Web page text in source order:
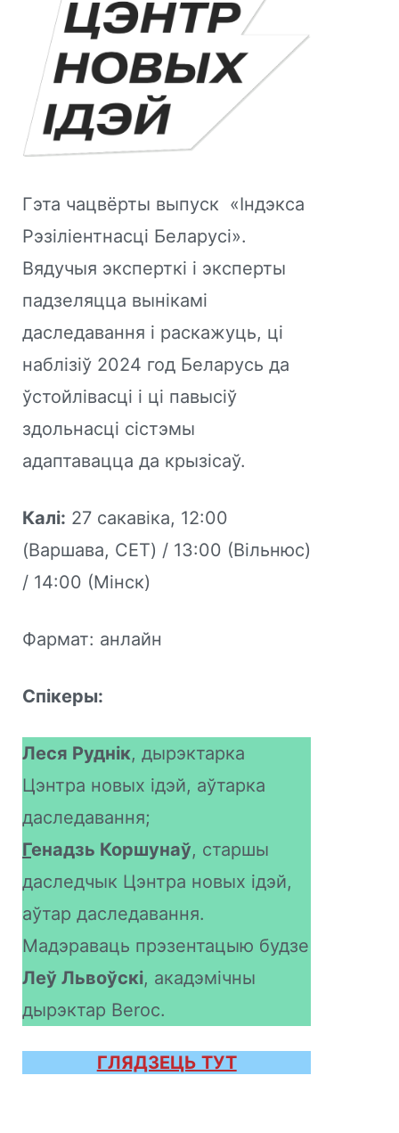
Гэта чацвёрты выпуск «Індэкса
Рэзіліентнасці Беларусі».
Вядучыя эксперткі і эксперты
падзеляцца вынікамі
даследавання і раскажуць, ці
наблізіў 2024 год Беларусь да
ўстойлівасці і ці павысіў
здольнасці сістэмы
адаптавацца да крызісаў.
Калі: 27 сакавіка, 12:00
(Варшава, CET) / 13:00 (Вільнюс)
/ 14:00 (Мінск)
Фармат: анлайн
Спікеры:
Леся Руднік, дырэктарка
Цэнтра новых ідэй, аўтарка
даследавання;
Генадзь Коршунаў, старшы
даследчык Цэнтра новых ідэй,
аўтар даследавання.
Мадэраваць прэзентацыю будзе
Леў Львоўскі, акадэмічны
дырэктар Beroc.
ГЛЯДЗЕЦЬ ТУТ